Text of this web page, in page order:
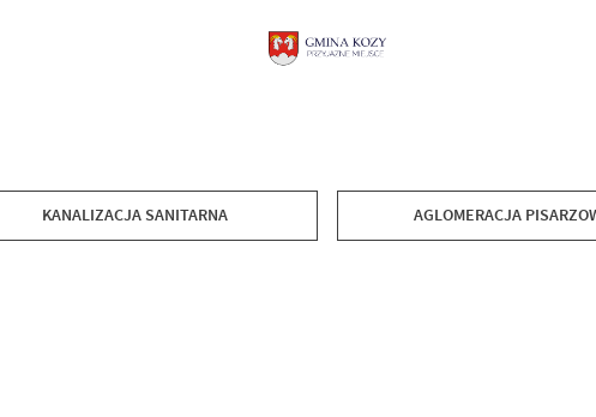
KANALIZACJA SANITARNA AGLOMERACJA